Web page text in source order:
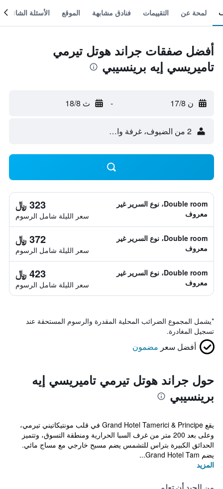
لمحة عن التقييمات فنادق مشابهة الموقع الأسئلة الشائعة
أفضل صفقات جراند هوتل تيرمي
تاميريسي إيه برينسيبي
ن 17/8 - ث 18/8
2 من الضيوف، غرفة واحدة
Double room، نوع السرير غير
معروف
323 ﷼
سعر الليلة شامل الرسوم
Double room، نوع السرير غير
معروف
372 ﷼
سعر الليلة شامل الرسوم
Double room، نوع السرير غير
معروف
423 ﷼
سعر الليلة شامل الرسوم
*يشمل المجموع الضرائب المحلية المقدرة والرسوم المستحقة عند
تسجيل المغادرة.
أفضل سعر مضمون
حول جراند هوتل تيرمي تاميريسي إيه
برينسيبي
يقع Grand Hotel Tamerici & Principe في قلب مونتيكاتيني تيرمي،
وعلى بعد 200 متر من غرف السبا الحرارية ومنطقة التسوق، وتتميز
الحدائق الكبيرة بتراس للتشمس يضم مسبح خارجي مع مساج مائي.
يضم Grand Hotel Tam...
المزيد